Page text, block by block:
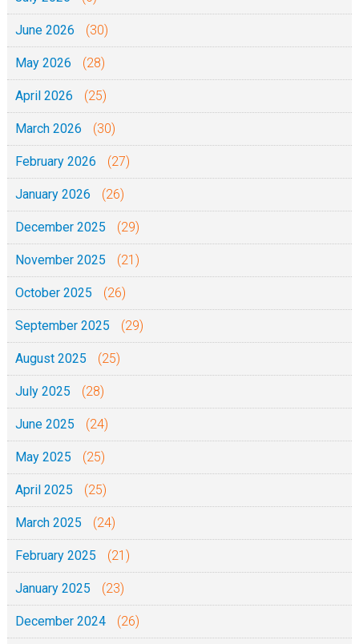
June 2026 (30)
May 2026 (28)
April 2026 (25)
March 2026 (30)
February 2026 (27)
January 2026 (26)
December 2025 (29)
November 2025 (21)
October 2025 (26)
September 2025 (29)
August 2025 (25)
July 2025 (28)
June 2025 (24)
May 2025 (25)
April 2025 (25)
March 2025 (24)
February 2025 (21)
January 2025 (23)
December 2024 (26)